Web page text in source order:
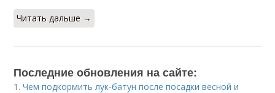
Читать дальше →
Последние обновления на сайте:
1.Чем подкормить лук-батун после посадки весной и